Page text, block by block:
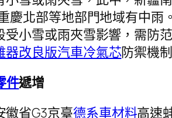
慶北部等地部門地域有中雨
小雪或雨夾雪影響，需防
器改良版汽車冷氣芯防禦機
件遞增
徽省G3京臺德系車材料高速